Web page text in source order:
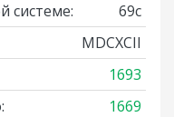
системе:
69c
MDCXCII
1693
1669